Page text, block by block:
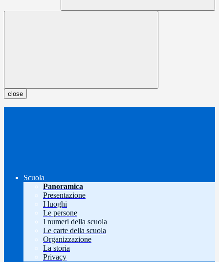
close
Scuola
Panoramica
Presentazione
I luoghi
Le persone
I numeri della scuola
Le carte della scuola
Organizzazione
La storia
Privacy